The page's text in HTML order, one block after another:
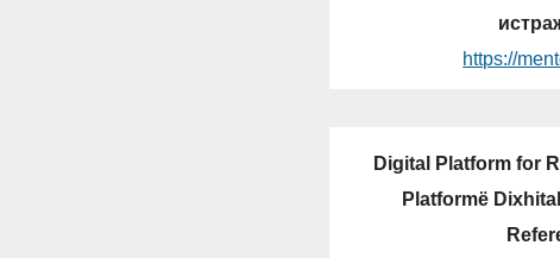
https://
Digital Platform for
Platformë